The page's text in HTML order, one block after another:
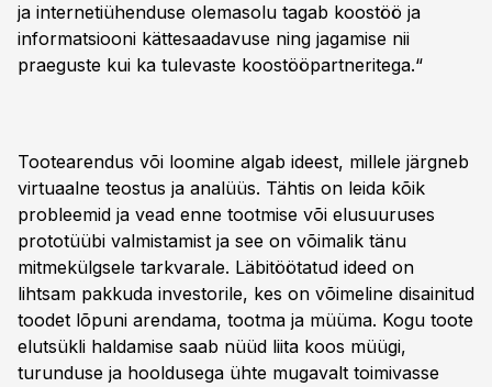
ja internetiühenduse olemasolu tagab koostöö ja
informatsiooni kättesaadavuse ning jagamise nii
praeguste kui ka tulevaste koostööpartneritega.“
Tootearendus või loomine algab ideest, millele järgneb
virtuaalne teostus ja analüüs. Tähtis on leida kõik
probleemid ja vead enne tootmise või elusuuruses
prototüübi valmistamist ja see on võimalik tänu
mitmekülgsele tarkvarale. Läbitöötatud ideed on
lihtsam pakkuda investorile, kes on võimeline disainitud
toodet lõpuni arendama, tootma ja müüma. Kogu toote
elutsükli haldamise saab nüüd liita koos müügi,
turunduse ja hooldusega ühte mugavalt toimivasse